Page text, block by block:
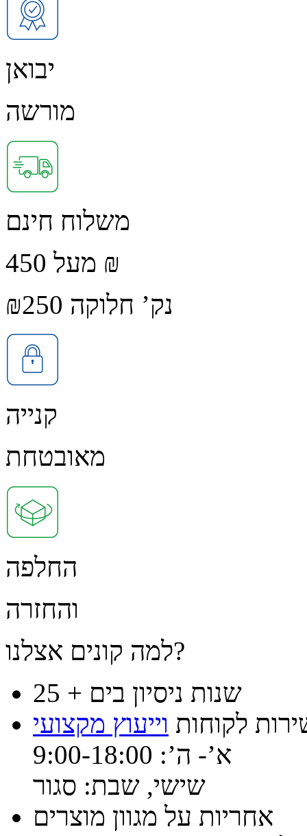
יבואן
מורשה
משלוח חינם
מעל 450 ₪
נק’ חלוקה ₪250
קנייה
מאובטחת
החלפה
והחזרה
למה קונים אצלנו?
25 + שנות ניסיון בים
לקוחות וייעוץ מקצועי
א’- ה’: 9:00-18:00
שישי, שבת: סגור
אחריות על מגוון מוצרים